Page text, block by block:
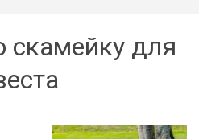
скамейку для